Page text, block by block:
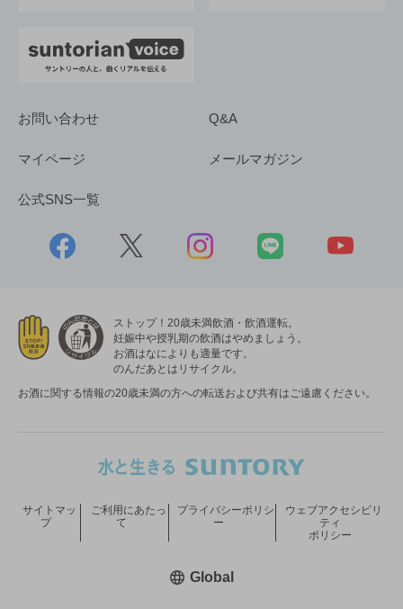
お問い合わせ Q&A
マイページ メールマガジン
公式SNS一覧
ストップ！20歳未満飲酒・飲酒運転。
妊娠中や授乳期の飲酒はやめましょう。
お酒はなによりも適量です。
のんだあとはリサイクル。
お酒に関する情報の20歳未満の方への転送および共有はご遠慮ください。
サイトマッ
プ
ご利用にあたっ
て
プライバシーポリシ
ー
ウェブアクセシビリ
ティ
ポリシー
Global新しいウィンドウで開く